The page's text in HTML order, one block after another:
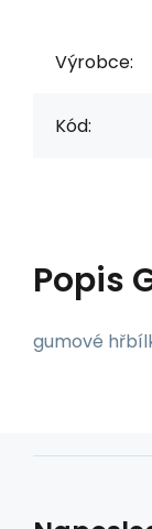
Výrobce:
Kód:
Popis
gumové